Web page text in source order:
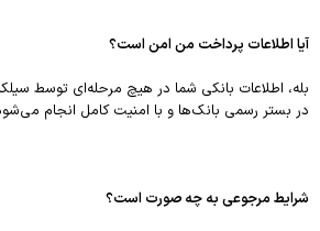
آیا اطلاعات پرداخت من امن است؟
بله، اطلاعات بانکی شما در هیچ مرحله‌ای توسط
در بستر رسمی بانک‌ها و با امنیت کامل انجام
شرایط مرجوعی به چه صورت است؟